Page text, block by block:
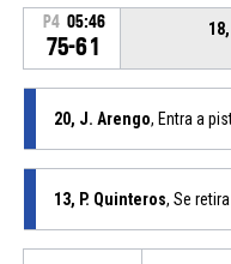
P4 05:46
75-61
20, J. Arengo, Entra a
13, P. Quinteros, Se retira